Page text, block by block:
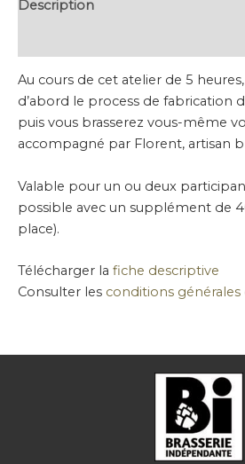
Description
Au cours de cet atelier de 5
d’abord le process de fabrication
puis vous brasserez vous-même
accompagné par Florent, artisan
Valable pour un ou deux
possible avec un supplément de
place).
Télécharger la fiche descriptive
Consulter les conditions générales